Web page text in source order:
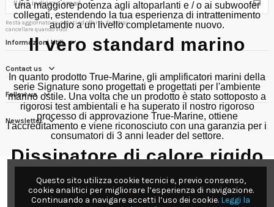
una maggiore potenza agli altoparlanti e / o ai subwoofer
collegati, estendendo la tua esperienza di intrattenimento
audio a un livello completamente nuovo.
Il vero standard marino
In quanto prodotto True-Marine, gli amplificatori marini della
serie Signature sono progettati e progettati per l'ambiente
marino ostile. Una volta che un prodotto è stato sottoposto a
rigorosi test ambientali e ha superato il nostro rigoroso
processo di approvazione True-Marine, ottiene
l'accreditamento e viene riconosciuto con una garanzia per i
consumatori di 3 anni leader del settore.
Dissipatore di calore rigido
in lega di alluminio
Resta aggiornato su sconti ed offerte. Ti potrai
cancellare quando vuoi.
Informazioni Utili
Contact us
Follow us
Newsletter
Questo sito utilizza cookie tecnici e, previo consenso,
cookie analitici per migliorare l’esperienza di navigazione.
Continuando a navigare accetti l’uso dei cookie. Leggi la